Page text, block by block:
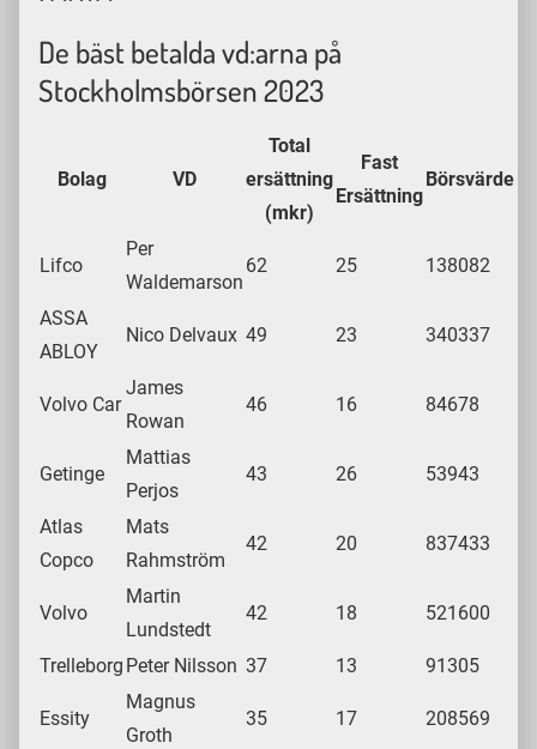
De bäst betalda vd:arna på
Stockholmsbörsen 2023
Bolag VD
Total
ersättning
(mkr)
Fast
Ersättning
Börsvärde
Lifco
Per
Waldemarson
62 25 138082
ASSA
ABLOY
Nico Delvaux 49 23 340337
Volvo Car
James
Rowan
46 16 84678
Getinge
Mattias
Perjos
43 26 53943
Atlas
Copco
Mats
Rahmström
42 20 837433
Volvo
Martin
Lundstedt
42 18 521600
Trelleborg Peter Nilsson 37 13 91305
Essity
Magnus
Groth
35 17 208569